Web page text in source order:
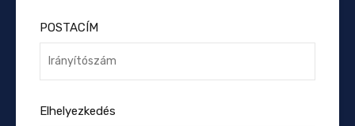
POSTACÍM
Elhelyezkedés